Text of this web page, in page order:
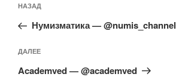
по
записям
Предыдущая
запись:
НАЗАД
Нумизматика — @numis_channel
Следующая
запись
ДАЛЕЕ
Academved — @academved